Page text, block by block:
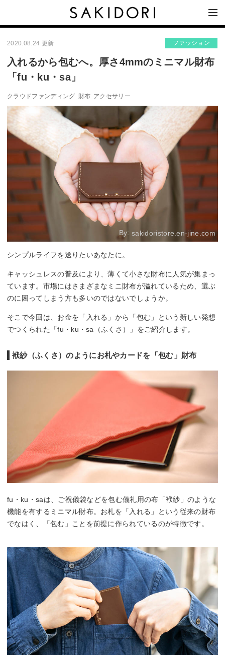
2020.08.24 更新 ファッション
入れるから包むへ。厚さ4mmのミニマル財布
「fu・ku・sa」
クラウドファンディング 財布 アクセサリー
By: sakidoristore.en-jine.com
シンプルライフを送りたいあなたに。
キャッシュレスの普及により、薄くて小さな財布に人気が集まっ
ています。市場にはさまざまなミニ財布が溢れているため、選ぶ
のに困ってしまう方も多いのではないでしょうか。
そこで今回は、お金を「入れる」から「包む」という新しい発想
でつくられた「fu・ku・sa（ふくさ）」をご紹介します。
袱紗（ふくさ）のようにお札やカードを「包む」財布
fu・ku・saは、ご祝儀袋などを包む儀礼用の布「袱紗」のような
機能を有するミニマル財布。お札を「入れる」という従来の財布
でなはく、「包む」ことを前提に作られているのが特徴です。